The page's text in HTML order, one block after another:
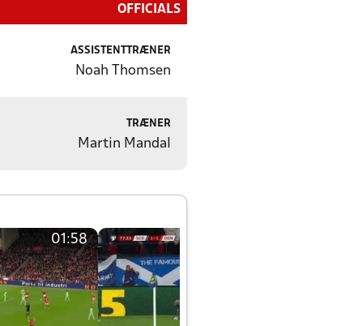
OFFICIALS
ASSISTENTTRÆNER
Noah Thomsen
TRÆNER
Martin Mandal
01:58